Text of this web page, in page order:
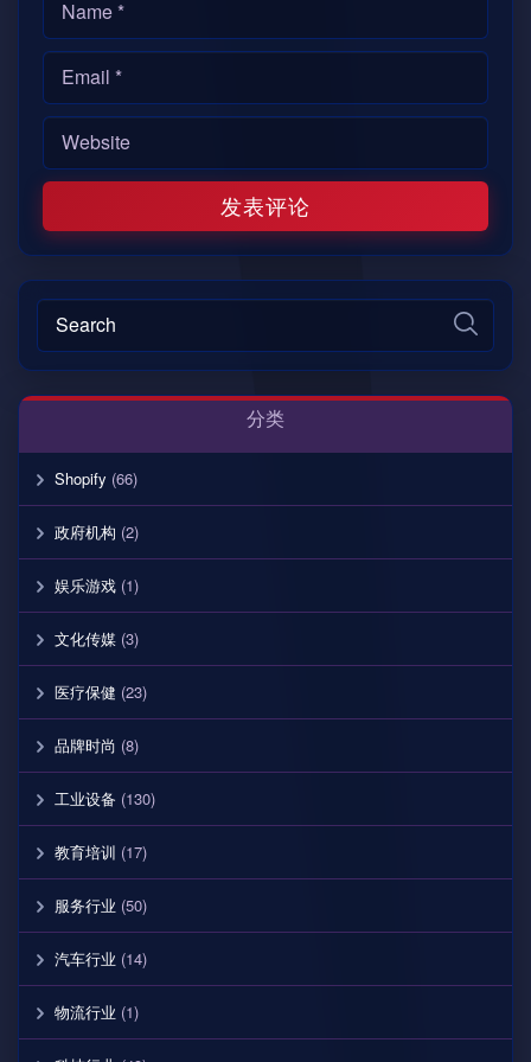
分类
Shopify (66)
政府机构 (2)
娱乐游戏 (1)
文化传媒 (3)
医疗保健 (23)
品牌时尚 (8)
工业设备 (130)
教育培训 (17)
服务行业 (50)
汽车行业 (14)
物流行业 (1)